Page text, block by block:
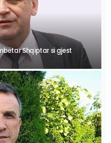
Shqiptar si gjest